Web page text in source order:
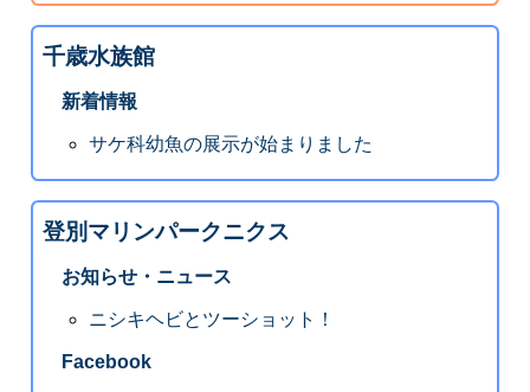
千歳水族館
新着情報
サケ科幼魚の展示が始まりました
登別マリンパークニクス
お知らせ・ニュース
ニシキヘビとツーショット！
Facebook